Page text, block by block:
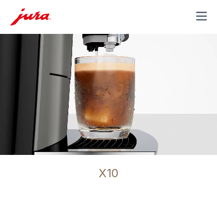
MENU
X10